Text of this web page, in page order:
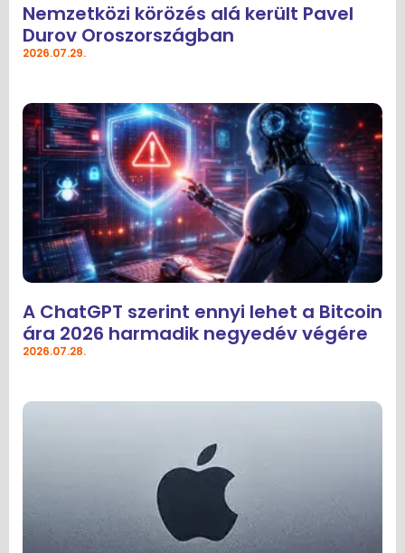
Nemzetközi körözés alá került Pavel
Durov Oroszországban
2026.07.29.
A ChatGPT szerint ennyi lehet a Bitcoin
ára 2026 harmadik negyedév végére
2026.07.28.